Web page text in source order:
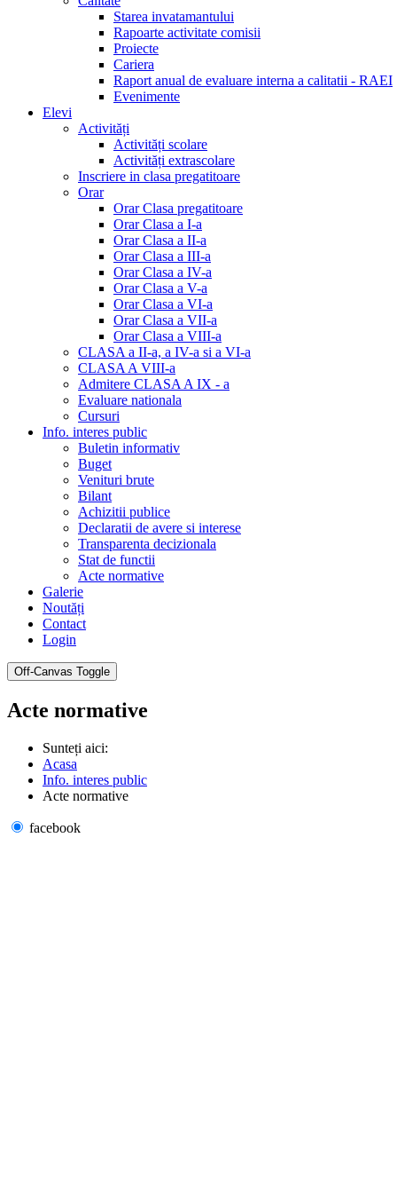
Starea invatamantului
Rapoarte activitate comisii
Proiecte
Cariera
Raport anual de evaluare interna a calitatii - RAEI
Evenimente
Elevi
Activități
Activități scolare
Activități extrascolare
Inscriere in clasa pregatitoare
Orar
Orar Clasa pregatitoare
Orar Clasa a I-a
Orar Clasa a II-a
Orar Clasa a III-a
Orar Clasa a IV-a
Orar Clasa a V-a
Orar Clasa a VI-a
Orar Clasa a VII-a
Orar Clasa a VIII-a
CLASA a II-a, a IV-a si a VI-a
CLASA A VIII-a
Admitere CLASA A IX - a
Evaluare nationala
Cursuri
Info. interes public
Buletin informativ
Buget
Venituri brute
Bilant
Achizitii publice
Declaratii de avere si interese
Transparenta decizionala
Stat de functii
Acte normative
Galerie
Noutăți
Contact
Login
Off-Canvas Toggle
Acte normative
Sunteți aici:
Acasa
Info. interes public
Acte normative
facebook